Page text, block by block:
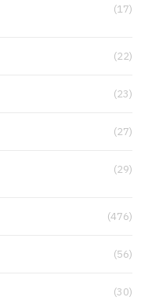
(17)
(22)
(23)
(27)
(29)
(476)
(56)
(30)